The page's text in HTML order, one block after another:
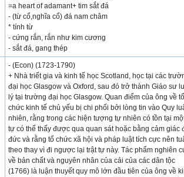
=a heart of adamant+ tim sắt đá
- (từ cổ,nghĩa cổ) đá nam châm
* tính từ
- cứng rắn, rắn như kim cương
- sắt đá, gang thép
- (Econ) (1723-1790)
+ Nhà triết gia và kinh tế học Scotland, học tại các
đại học Glasgow và Oxford, sau đó trở thành Giáo sư
lý tại trường đại học Glasgow. Quan điểm của ông về tổ
chức kinh tế chủ yếu bị chi phối bởi lòng tin vào Quy
nhiên, rằng trong các hiện tượng tự nhiên có tồn tại
tự có thể thấy được qua quan sát hoặc bằng cảm giác
đức và rằng tổ chức xã hội và pháp luật tích cực nên
theo thay vì đi ngược lại trật tự này. Tác phẩm nghiên
về bản chất và nguyên nhân của cải của các dân tộc
(1766) là luận thuyết quy mô lớn đầu tiên của ông về